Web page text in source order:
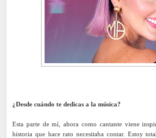
¿Desde cuándo te dedicas a la música?
Esta parte de mí, ahora como cantante viene
historia que hace rato necesitaba contar. Estoy